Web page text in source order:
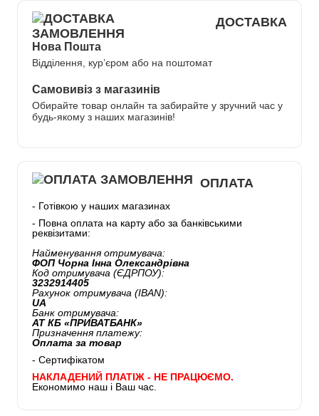
ДОСТАВКА
Нова Пошта
Відділення, кур’єром або на поштомат
Самовивіз з магазинів
Обирайте товар онлайн та забирайте у зручний час у
будь-якому з наших магазинів!
ОПЛАТА
- Готівкою у наших магазинах
- Повна оплата на карту або за банківськими
реквізитами:
Найменування отримувача:
ФОП Чорна Інна Олександрівна
Код отримувача (ЄДРПОУ):
3232914405
Рахунок отримувача (IBAN):
UA
Банк отримувача:
АТ КБ «ПРИВАТБАНК»
Призначення платежу:
Оплата за товар
- Сертифікатом
НАКЛАДЕНИЙ ПЛАТІЖ - НЕ ПРАЦЮЄМО.
Економимо наш і Ваш час.